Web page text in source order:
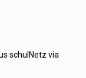
schulNetz via